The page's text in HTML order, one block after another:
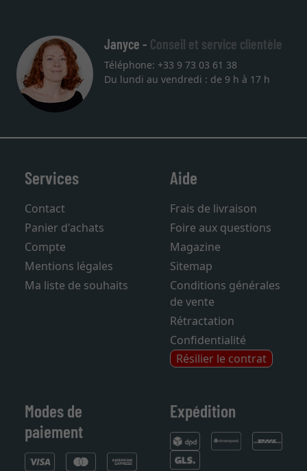
Janyce - Conseil et service clientèle
Téléphone: +33 9 73 03 61 38
Du lundi au vendredi : de 9 h à 17 h
Services
Contact
Panier d'achats
Compte
Mentions légales
Ma liste de souhaits
Aide
Frais de livraison
Foire aux questions
Magazine
Sitemap
Conditions générales
de vente
Rétractation
Confidentialité
Résilier le contrat
Modes de
paiement
Expédition